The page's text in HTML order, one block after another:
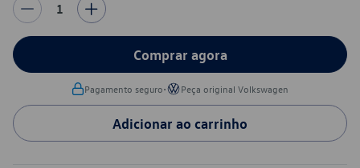
1
Comprar agora
Pagamento seguro• Peça original Volkswagen
Adicionar ao carrinho